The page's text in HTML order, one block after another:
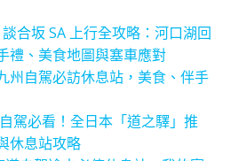
談合坂 SA 上行全攻略：河口湖回
禮、美食地圖與塞車應對
州自駕必訪休息站，美食、伴手
駕必看！全日本「道之驛」推
休息站攻略